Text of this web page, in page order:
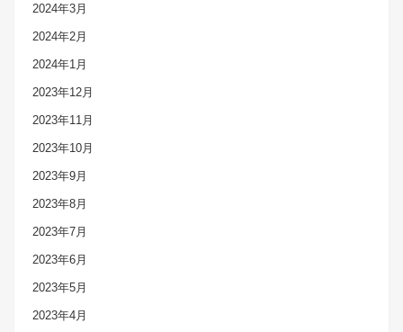
2024年3月
2024年2月
2024年1月
2023年12月
2023年11月
2023年10月
2023年9月
2023年8月
2023年7月
2023年6月
2023年5月
2023年4月